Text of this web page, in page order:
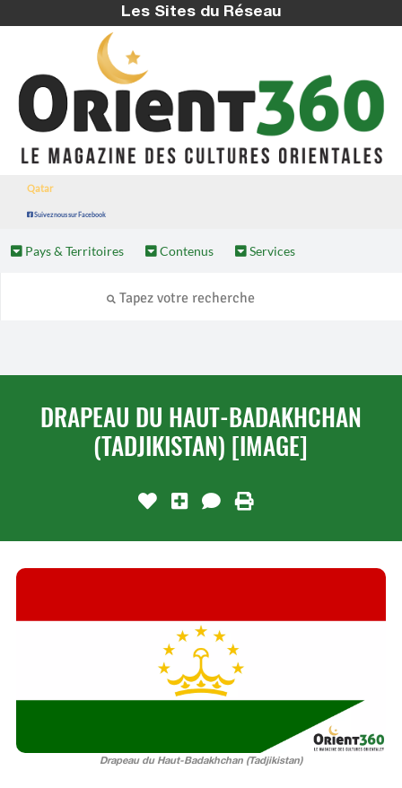
Les Sites du Réseau
Qatar
Suivez nous sur Facebook
Pays & Territoires Contenus Services
DRAPEAU DU HAUT-BADAKHCHAN
(TADJIKISTAN) [IMAGE]
Drapeau du Haut-Badakhchan (Tadjikistan)